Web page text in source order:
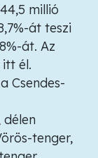
millió
át teszi
át. Az
él.
Csendes-
tenger,